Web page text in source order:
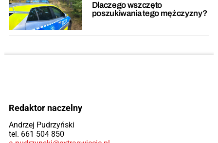
Dlaczego wszczęto
poszukiwania tego mężczyzny?
Redaktor naczelny
Andrzej Pudrzyński
tel. 661 504 850